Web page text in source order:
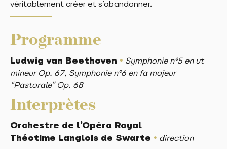
véritablement créer et s’abandonner.
Programme
Ludwig van Beethoven • Symphonie n°5 en ut
mineur Op. 67, Symphonie n°6 en fa majeur
“Pastorale” Op. 68
Interprètes
Orchestre de l’Opéra Royal
Théotime Langlois de Swarte • direction